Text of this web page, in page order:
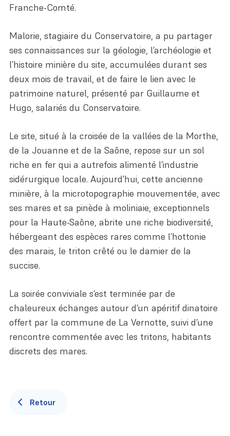
Une association
Une équipe
Un réseau
Des partenaires
Nous retrouver
Carte des sites
Réserves naturelles
Visiter les sites
Programmes régionaux
Programmes européens
Politiques publiques
Soutien aux territoires
Troupeaux itinérants
Animation du réseau de gestionnaires
Mesures compensatoires
Collectivité
Agriculteur
Propriétaire
Association
Enseignant
Entreprise
Franche-Comté.
Malorie, stagiaire du Conservatoire, a pu partager
ses connaissances sur la géologie, l’archéologie et
l’histoire minière du site, accumulées durant ses
deux mois de travail, et de faire le lien avec le
patrimoine naturel, présenté par Guillaume et
Hugo, salariés du Conservatoire.
Le site, situé à la croisée de la vallées de la Morthe,
de la Jouanne et de la Saône, repose sur un sol
riche en fer qui a autrefois alimenté l’industrie
sidérurgique locale. Aujourd’hui, cette ancienne
minière, à la microtopographie mouvementée, avec
ses mares et sa pinède à moliniaie, exceptionnels
pour la Haute-Saône, abrite une riche biodiversité,
hébergeant des espèces rares comme l’hottonie
des marais, le triton crêté ou le damier de la
succise.
La soirée conviviale s’est terminée par de
chaleureux échanges autour d’un apéritif dinatoire
offert par la commune de La Vernotte, suivi d’une
rencontre commentée avec les tritons, habitants
discrets des mares.
Retour